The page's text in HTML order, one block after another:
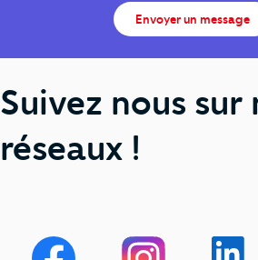
Envoyer un message
Suivez nous sur
réseaux !